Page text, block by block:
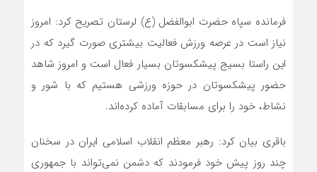
فرمانده سپاه حضرت ابوالفضل (ع) لرستان تصریح کرد: امروز
نیاز است در عرصه ورزش فعالیت بیشتری صورت گیرد که در
این راستا بسیج پیشکسوتان بسیار فعال است و امروز شاهد
حضور پیشکسوتان در حوزه ورزشی هستیم که با شور و
نشاط، خود را برای مسابقات آماده کرده‌اند.
باقری بیان کرد: رهبر معظم انقلاب اسلامی ایران در سخنان
چند روز پیش خود فرمودند که دشمن نمی‌تواند با جمهوری